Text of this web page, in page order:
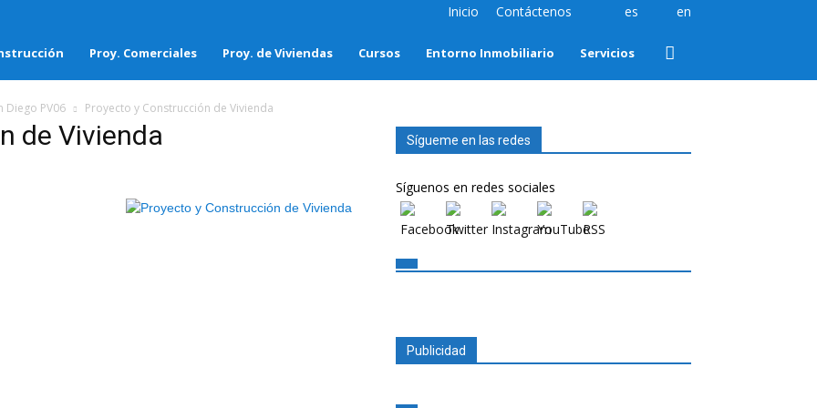
Inicio Contáctenos es en
Proy. Comerciales Proy. de Viviendas Cursos Entorno Inmobiliario Servicios
Diego PV06 Proyecto y Construcción de Vivienda
de Vivienda Sígueme en las redes
Síguenos en redes sociales
Publicidad